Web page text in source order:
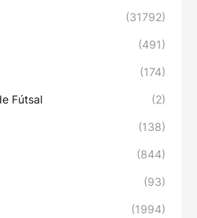
(31792)
(491)
(174)
Fútsal (2)
(138)
(844)
(93)
(1994)